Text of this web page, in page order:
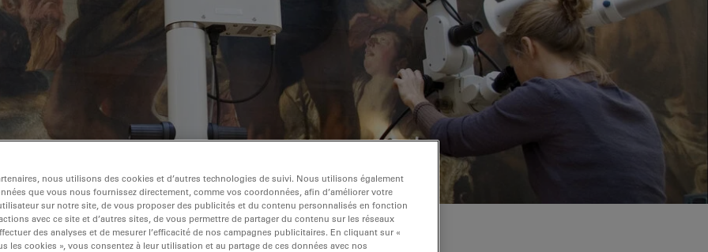
nous utilisons des cookies et d’autres technologies de suivi. Nous utilisons également
que vous nous fournissez directement, comme vos coordonnées, afin d’améliorer votre
sur notre site, de vous proposer des publicités et du contenu personnalisés en fonction
avec ce site et d’autres sites, de vous permettre de partager du contenu sur les réseaux
des analyses et de mesurer l’efficacité de nos campagnes publicitaires. En cliquant sur «
les cookies », vous consentez à leur utilisation et au partage de ces données avec nos